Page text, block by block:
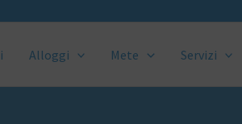
Alloggi Mete Servizi